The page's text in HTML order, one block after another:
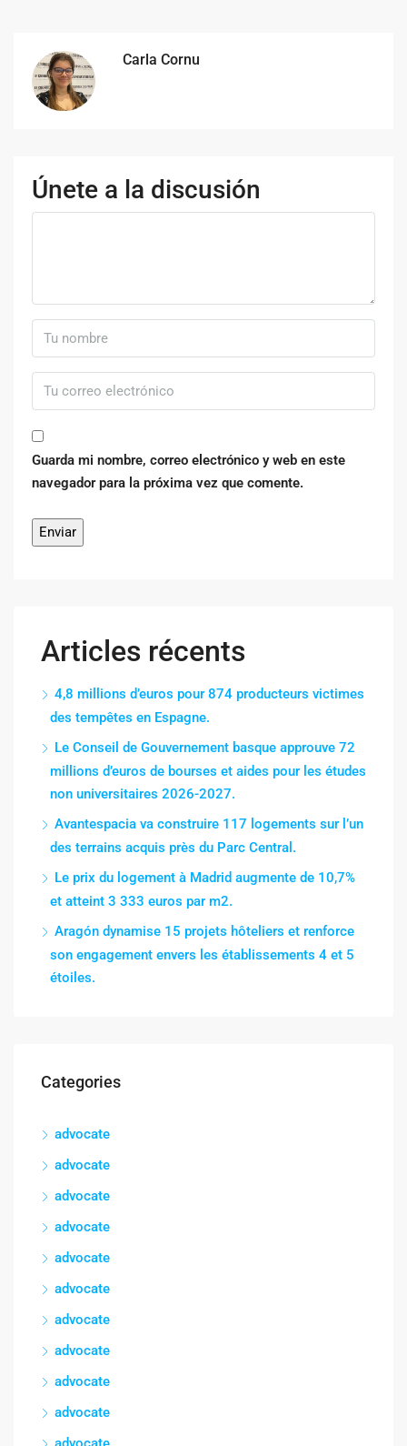
Carla Cornu
Únete a la discusión
Guarda mi nombre, correo electrónico y web en este
navegador para la próxima vez que comente.
Articles récents
4,8 millions d’euros pour 874 producteurs victimes
des tempêtes en Espagne.
Le Conseil de Gouvernement basque approuve 72
millions d’euros de bourses et aides pour les études
non universitaires 2026-2027.
Avantespacia va construire 117 logements sur l’un
des terrains acquis près du Parc Central.
Le prix du logement à Madrid augmente de 10,7%
et atteint 3 333 euros par m2.
Aragón dynamise 15 projets hôteliers et renforce
son engagement envers les établissements 4 et 5
étoiles.
Categories
advocate
advocate
advocate
advocate
advocate
advocate
advocate
advocate
advocate
advocate